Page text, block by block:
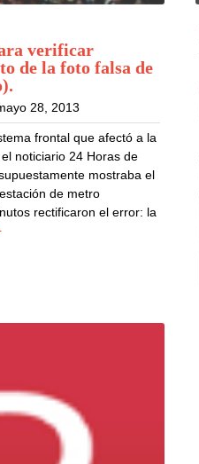
verificar
de la foto falsa de
.
28, 2013
frontal que afectó a la
noticiario 24 Horas de
mostraba el
de metro
rectificaron el error: la